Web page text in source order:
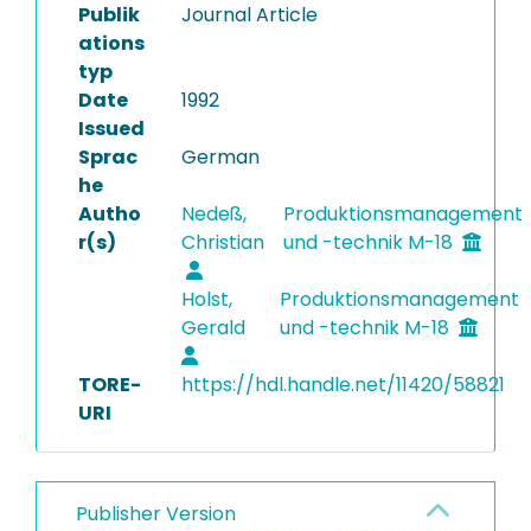
Publik
ations
typ
Journal Article
Date
Issued
1992
Sprac
he
German
Autho
r(s)
Nedeß,
Christian
Produktionsmanagement
und -technik M-18
Holst,
Gerald
Produktionsmanagement
und -technik M-18
TORE-
URI
https://hdl.handle.net/11420/58821
Publisher Version